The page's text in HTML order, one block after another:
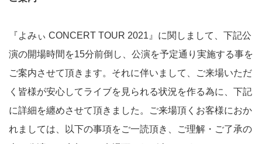
『よみぃ CONCERT TOUR 2021』に関しまして、下記公
演の開場時間を15分前倒し、 公演を予定通り実施する事を
ご案内させて頂きます。 それに伴いまして、ご来場いただ
く皆様が安心してライブを見られる状況を作る為に、下記
に詳細を纏めさせて頂きました。
ご来場頂くお客様におか
れましては、以下の事項をご一読頂き、ご理解・ご了承の